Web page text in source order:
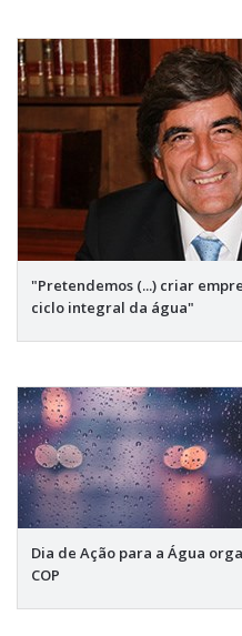
"Pretendemos (...) criar
ciclo integral da água"
Dia de Ação para a Água
COP